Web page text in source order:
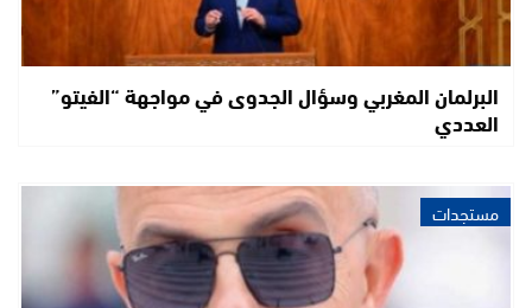
البرلمان المغربي وسؤال الجدوى في مواجهة “الفيتو”
العددي
مستجدات